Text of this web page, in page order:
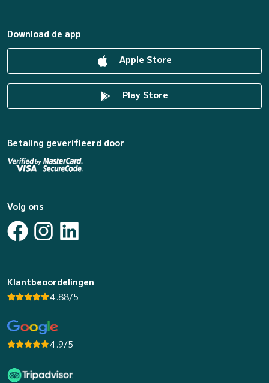
Download de app
Apple Store
Play Store
Betaling geverifieerd door
Volg ons
Klantbeoordelingen
4.88/5
4.9/5